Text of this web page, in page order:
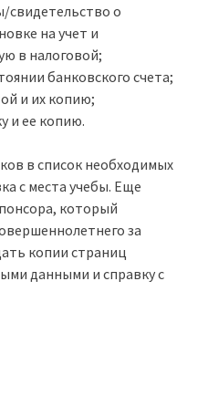
свидетельство о
на учет и
в налоговой;
банковского счета;
и их копию;
и ее копию.
в список необходимых
с места учебы. Еще
который
за
копии страниц
данными и справку с